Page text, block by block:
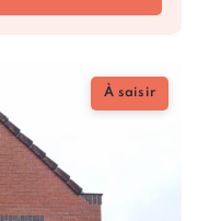
À saisir